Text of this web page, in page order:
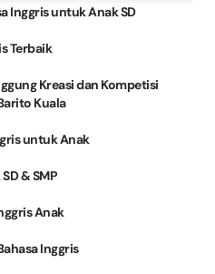
Inggris untuk Anak SD
Terbaik
Kreasi dan Kompetisi
Kuala
untuk Anak
& SMP
Anak
Inggris